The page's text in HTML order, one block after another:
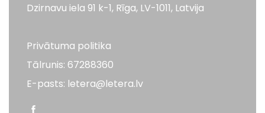
Dzirnavu iela 91 k-1, Rīga, LV-1011, Latvija
Privātuma politika
Tālrunis: 67288360
E-pasts: letera@letera.lv